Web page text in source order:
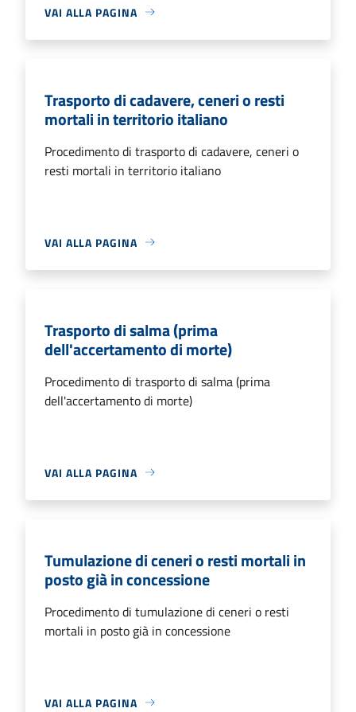
VAI ALLA PAGINA
Trasporto di cadavere, ceneri o resti
mortali in territorio italiano
Procedimento di trasporto di cadavere, ceneri o
resti mortali in territorio italiano
VAI ALLA PAGINA
Trasporto di salma (prima
dell'accertamento di morte)
Procedimento di trasporto di salma (prima
dell'accertamento di morte)
VAI ALLA PAGINA
Tumulazione di ceneri o resti mortali in
posto già in concessione
Procedimento di tumulazione di ceneri o resti
mortali in posto già in concessione
VAI ALLA PAGINA